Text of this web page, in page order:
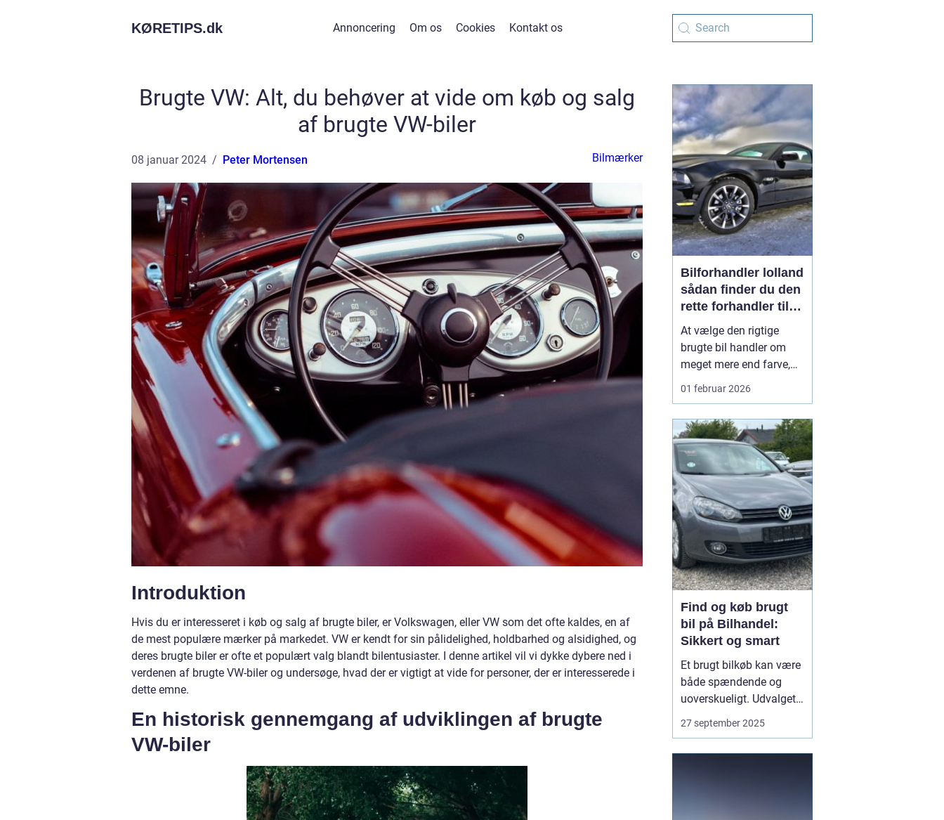
KØRETIPS.dk Annoncering Om os Cookies Kontakt os
Brugte VW: Alt, du behøver at vide om køb og salg
af brugte VW-biler
08 januar 2024 Peter Mortensen Bilmærker
Introduktion
Hvis du er interesseret i køb og salg af brugte biler, er Volkswagen, eller VW som det ofte kaldes, en af
de mest populære mærker på markedet. VW er kendt for sin pålidelighed, holdbarhed og alsidighed, og
deres brugte biler er ofte et populært valg blandt bilentusiaster. I denne artikel vil vi dykke dybere ned i
verdenen af brugte VW-biler og undersøge, hvad der er vigtigt at vide for personer, der er interesserede i
dette emne.
En historisk gennemgang af udviklingen af brugte
VW-biler
Bilforhandler lolland
sådan finder du den
rette forhandler til
din næste brugte bil
At vælge den rigtige
brugte bil handler om
meget mere end farve,
mærke og pris. For
bilforhandler mindst lige
så vigtigt som selve
bilen. En god forhandler
kan gøre forskellen
mellem et trygt bilkøb og
en dyr fe...
01 februar 2026
Find og køb brugt
bil på Bilhandel:
Sikkert og smart
Et brugt bilkøb kan være
både spændende og
uoverskueligt. Udvalget
er stort, modellerne
mange, og priserne
27 september 2025